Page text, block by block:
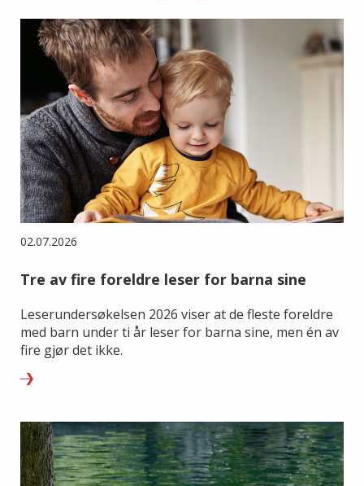
02.07.2026
Tre av fire foreldre leser for barna sine
Leserundersøkelsen 2026 viser at de fleste foreldre
med barn under ti år leser for barna sine, men én av
fire gjør det ikke.